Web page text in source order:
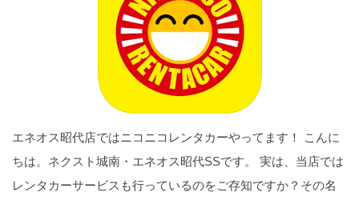
エネオス昭代店ではニコニコレンタカーやってます！ こんに
ちは。ネクスト城南・エネオス昭代SSです。 実は、当店では
レンタカーサービスも行っているのをご存知ですか？その名